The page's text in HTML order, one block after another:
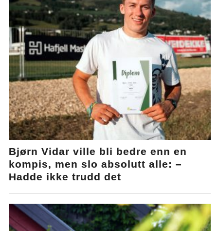
Bjørn Vidar ville bli bedre enn en
kompis, men slo absolutt alle: –
Hadde ikke trudd det